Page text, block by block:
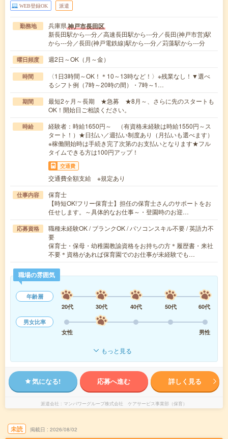
WEB登録OK 派遣
勤務地 兵庫県神戸市長田区
新長田駅から---分／高速長田駅から---分／長田(神戸市営)駅
から---分／長田(神戸電鉄線)駅から---分／苅藻駅から---分
曜日頻度 週2日～OK（月～金）
時間
〈1日3時間～OK！＊10～13時など！〉※残業なし！▼選べ
るシフト例（7時～20時の間）・7時～1…
期間
最短2ヶ月～長期 ★急募 ★8月～、さらに先のスタートも
OK！開始日ご相談ください。
時給
経験者：時給1650円～ （有資格未経験は時給1550円～ス
タート！）★日払い／週払い制度あり（月払いも選べます）
※稼働開始時は手続き完了次第のお支払いとなります★フル
タイムできる方は100円アップ！
交通費
交通費全額支給 ※規定あり
仕事内容
保育士
【時短OK!フリー保育士】担任の保育士さんのサポートをお
任せします。～具体的なお仕事～・登園時のお迎…
応募資格
職種未経験OK / ブランクOK / パソコンスキル不要 / 英語力不
要
保育士・保母・幼稚園教諭資格をお持ちの方＊履歴書・来社
不要＊資格があれば保育園でのお仕事が未経験でも…
職場の雰囲気
年齢層
20代
30代 40代 50代
60代
男女比率
女性
男性
もっと見る
気になる! 応募へ進む 詳しく見る
派遣会社 マンパワーグループ株式会社 ケアサービス事業部（保育）
未読 掲載日 2026/08/02